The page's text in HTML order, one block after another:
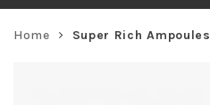
Home Super Rich Ampoules